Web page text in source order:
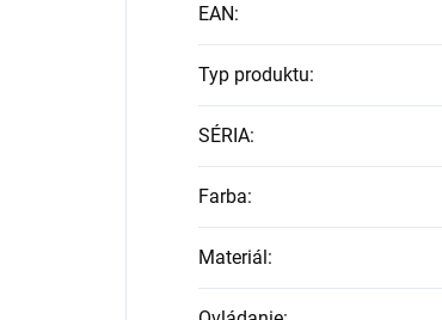
EAN:
Typ produktu:
SÉRIA:
Farba:
Materiál: